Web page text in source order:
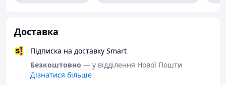
Доставка
Підписка на доставку Smart
Безкоштовно — у відділення Нової Пошти
Дізнатися більше